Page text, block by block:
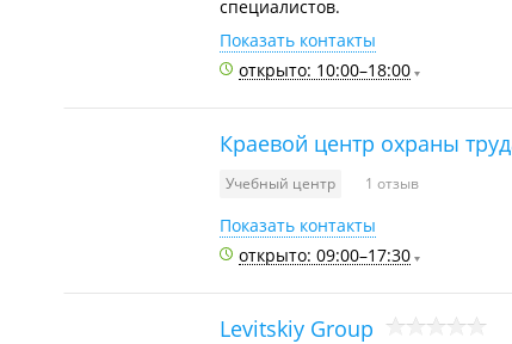
специалистов.
Показать контакты
открыто: 10:00–18:00
Краевой центр охраны
Учебный центр 1 отзыв
Показать контакты
открыто: 09:00–17:30
Levitskiy Group